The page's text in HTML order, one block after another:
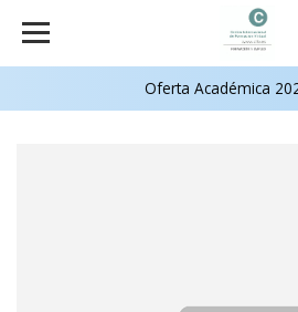
Oferta Académica